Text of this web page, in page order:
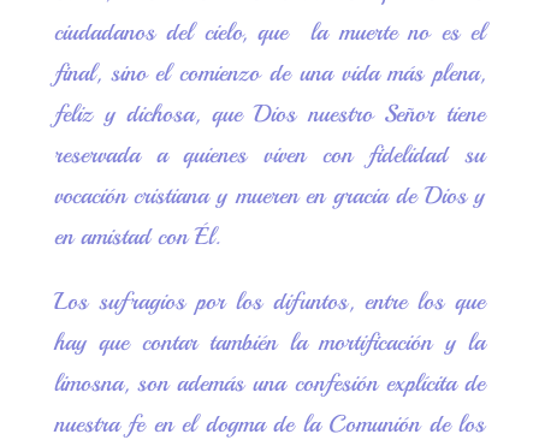
ciudadanos del cielo, que la muerte no es el
final, sino el comienzo de una vida más plena,
feliz y dichosa, que Dios nuestro Señor tiene
reservada a quienes viven con fidelidad su
vocación cristiana y mueren en gracia de Dios y
en amistad con Él.
Los sufragios por los difuntos, entre los que
hay que contar también la mortificación y la
limosna, son además una confesión explícita de
nuestra fe en el dogma de la Comunión de los